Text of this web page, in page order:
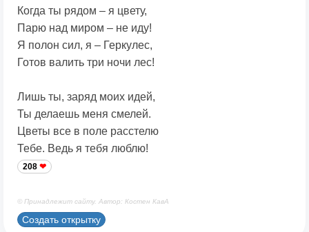
Когда ты рядом – я цвету,
Парю над миром – не иду!
Я полон сил, я – Геркулес,
Готов валить три ночи лес!
Лишь ты, заряд моих идей,
Ты делаешь меня смелей.
Цветы все в поле расстелю
Тебе. Ведь я тебя люблю!
208
© Принадлежит сайту. Автор: Костен КавА
Создать открытку